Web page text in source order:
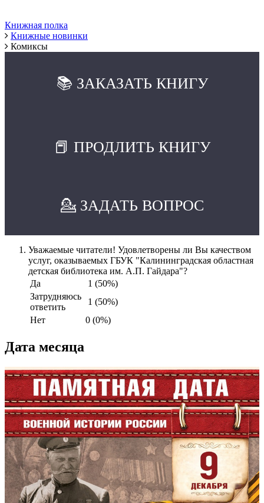
Книжная полка
Книжные новинки
Комиксы
📚 ЗАКАЗАТЬ КНИГУ
📕 ПРОДЛИТЬ КНИГУ
💁 ЗАДАТЬ ВОПРОС
Уважаемые читатели! Удовлетворены ли Вы качеством
услуг, оказываемых ГБУК "Калининградская областная
детская библиотека им. А.П. Гайдара"?
Да
1 (50%)
Затрудняюсь
ответить
1 (50%)
Нет
0 (0%)
Дата месяца